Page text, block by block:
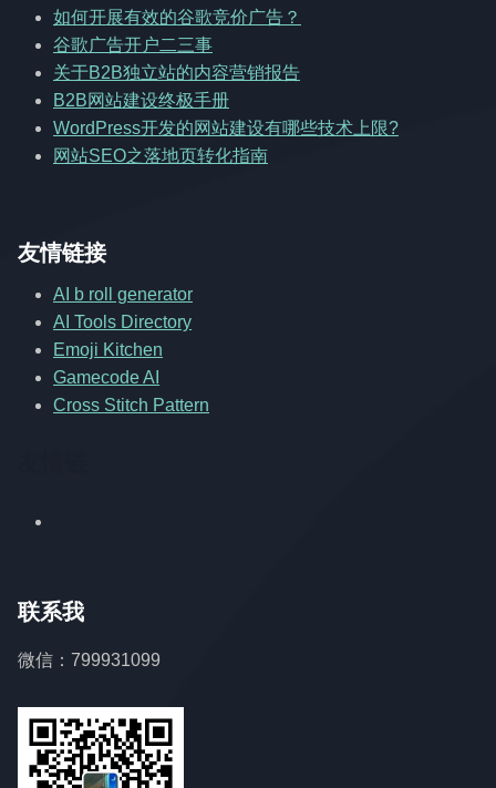
如何开展有效的谷歌竞价广告？
谷歌广告开户二三事
关于B2B独立站的内容营销报告
B2B网站建设终极手册
WordPress开发的网站建设有哪些技术上限?
网站SEO之落地页转化指南
友情链接
AI b roll generator
AI Tools Directory
Emoji Kitchen
Gamecode AI
Cross Stitch Pattern
联系我
微信：799931099